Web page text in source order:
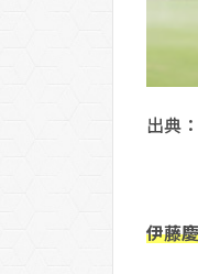
出典
伊藤